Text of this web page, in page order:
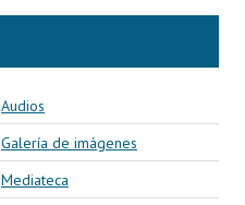
Audios
Galería de imágenes
Mediateca